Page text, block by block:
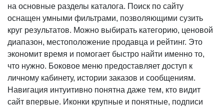
на основные разделы каталога. Поиск по сайту
оснащен умными фильтрами, позволяющими сузить
круг результатов. Можно выбирать категорию, ценовой
диапазон, местоположение продавца и рейтинг. Это
экономит время и помогает быстро найти именно то,
что нужно. Боковое меню предоставляет доступ к
личному кабинету, истории заказов и сообщениям.
Навигация интуитивно понятна даже тем, кто видит
сайт впервые. Иконки крупные и понятные, подписи